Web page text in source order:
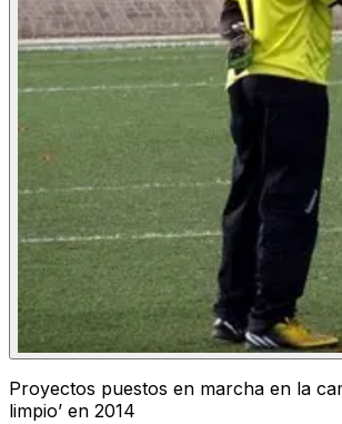
Proyectos puestos en marcha en la
limpio’ en 2014